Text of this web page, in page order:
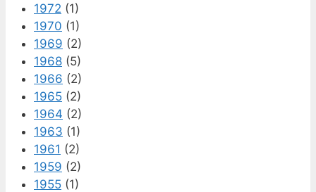
1972 (1)
1970 (1)
1969 (2)
1968 (5)
1966 (2)
1965 (2)
1964 (2)
1963 (1)
1961 (2)
1959 (2)
1955 (1)